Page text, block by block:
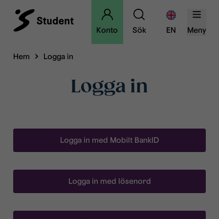
Konto Sök EN Meny
Hem Logga in
Logga in
Logga in med Mobilt BankID
Logga in med lösenord